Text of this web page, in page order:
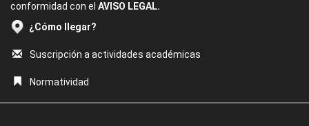
conformidad con el AVISO LEGAL.
¿Cómo llegar?
Suscripción a actividades académicas
Normatividad